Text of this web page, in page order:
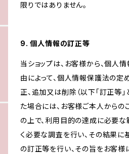
限りではありません。
9. 個人情報の訂正等
当ショップは、お客様から、個人
由によって、個人情報保護法の定
正、追加又は削除（以下「訂正等」
た場合には、お客様ご本人からの
の上で、利用目的の達成に必要な
く必要な調査を行い、その結果に
の訂正等を行い、その旨をお客様